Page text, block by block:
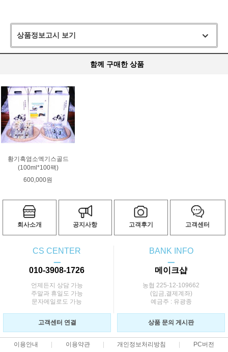
상품정보고시 보기
함께 구매한 상품
황기흑염소엑기스골드
(100ml*100팩)
600,000원
회사소개 공지사항 고객후기 고객센터
CS CENTER
ㅡ
010-3908-1726
언제든지 상담 가능
주말과 휴일도 가능
문자메일로도 가능
BANK INFO
ㅡ
메이크샵
농협 225-12-109662
(입금,결제계좌)
예금주 : 유광종
고객센터 연결 상품 문의 게시판
이용안내 이용약관 개인정보처리방침 PC버전